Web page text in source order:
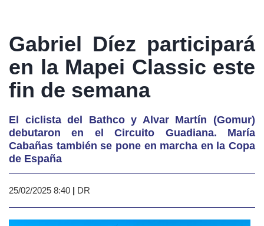
Gabriel Díez participará
en la Mapei Classic este
fin de semana
El ciclista del Bathco y Alvar Martín (Gomur)
debutaron en el Circuito Guadiana. María
Cabañas también se pone en marcha en la Copa
de España
25/02/2025 8:40 | DR